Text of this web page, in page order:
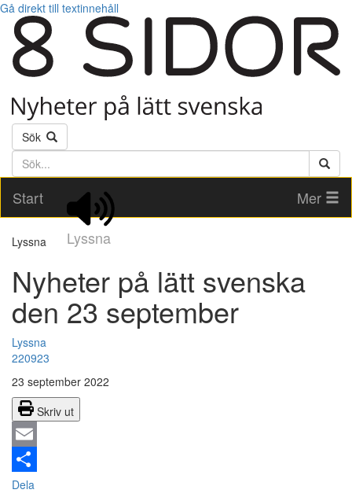
Gå direkt till textinnehåll
Sök
Söktext
Start
Lyssna
Mer
Lyssna
Nyheter på lätt svenska
den 23 september
Lyssna
220923
23 september 2022
Skriv ut
Email
Dela